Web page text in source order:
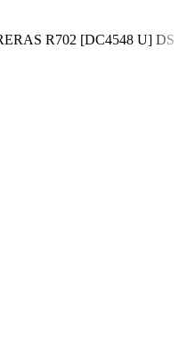
R702 [DC4548 U] DS